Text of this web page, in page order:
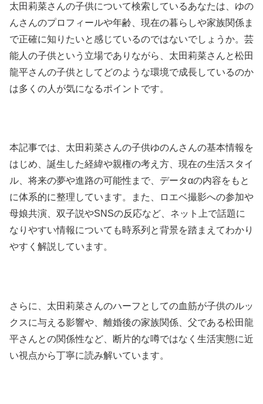
太田莉菜さんの子供について検索しているあなたは、ゆの
んさんのプロフィールや年齢、現在の暮らしや家族関係ま
で正確に知りたいと感じているのではないでしょうか。芸
能人の子供という立場でありながら、太田莉菜さんと松田
龍平さんの子供としてどのような環境で成長しているのか
は多くの人が気になるポイントです。
本記事では、太田莉菜さんの子供ゆのんさんの基本情報を
はじめ、誕生した経緯や親権の考え方、現在の生活スタイ
ル、将来の夢や進路の可能性まで、データαの内容をもと
に体系的に整理しています。また、ロエベ撮影への参加や
母娘共演、双子説やSNSの反応など、ネット上で話題に
なりやすい情報についても時系列と背景を踏まえてわかり
やすく解説しています。
さらに、太田莉菜さんのハーフとしての血筋が子供のルッ
クスに与える影響や、離婚後の家族関係、父である松田龍
平さんとの関係性など、断片的な噂ではなく生活実態に近
い視点から丁寧に読み解いています。